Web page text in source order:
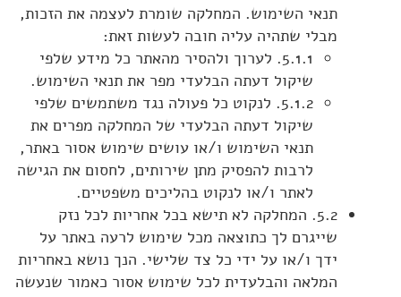
תנאי השימוש. המחלקה שומרת לעצמה את הזכות,
מבלי שתהיה עליה חובה לעשות זאת:
5.1.1. לערוך ולהסיר מהאתר כל מידע שלפי
שיקול דעתה הבלעדי מפר את תנאי השימוש.
5.1.2. לנקוט כל פעולה נגד משתמשים שלפי
שיקול דעתה הבלעדי של המחלקה מפרים את
תנאי השימוש ו/או עושים שימוש אסור באתר,
לרבות להפסיק מתן שירותים, לחסום את הגישה
לאתר ו/או לנקוט בהליכים משפטיים.
5.2. המחלקה לא תישא בכל אחריות לכל נזק
שייגרם לך כתוצאה מכל שימוש לרעה באתר על
ידך ו/או על ידי כל צד שלישי. הנך נושא באחריות
המלאה והבלעדית לכל שימוש אסור כאמור שנעשה